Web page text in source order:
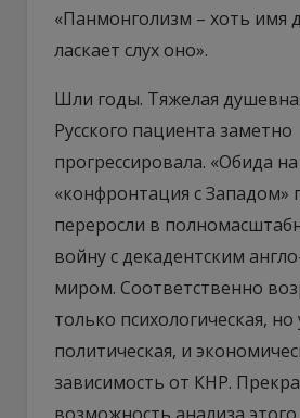
«Панмонголизм – хоть имя
ласкает слух оно».
Шли годы. Тяжелая
Русского пациента заметно
прогрессировала. «Обида
«конфронтация с Западом»
переросли в
войну с декадентским
миром. Соответственно
только психологическая, но
политическая, и
зависимость от КНР.
возможность анализа